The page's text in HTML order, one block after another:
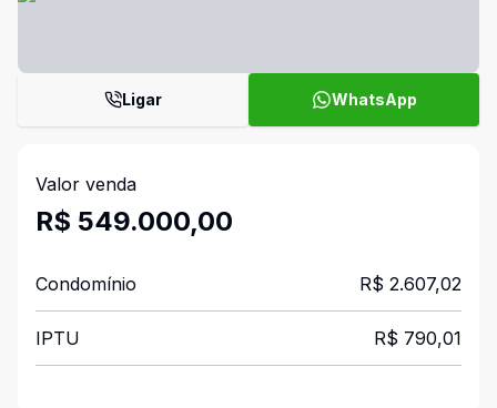
Ligar WhatsApp
Valor venda
R$ 549.000,00
Condomínio R$ 2.607,02
IPTU R$ 790,01